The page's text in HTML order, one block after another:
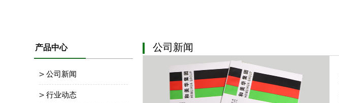
产品中心
公司新闻
行业动态
公司新闻
有不同的包装需求。塑料包装袋广泛应